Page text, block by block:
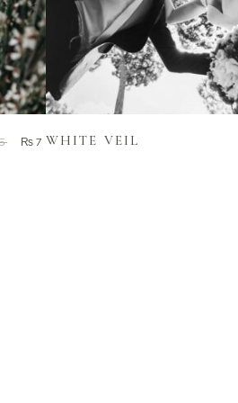
₨7
ADD TO CART
WHITE VEIL